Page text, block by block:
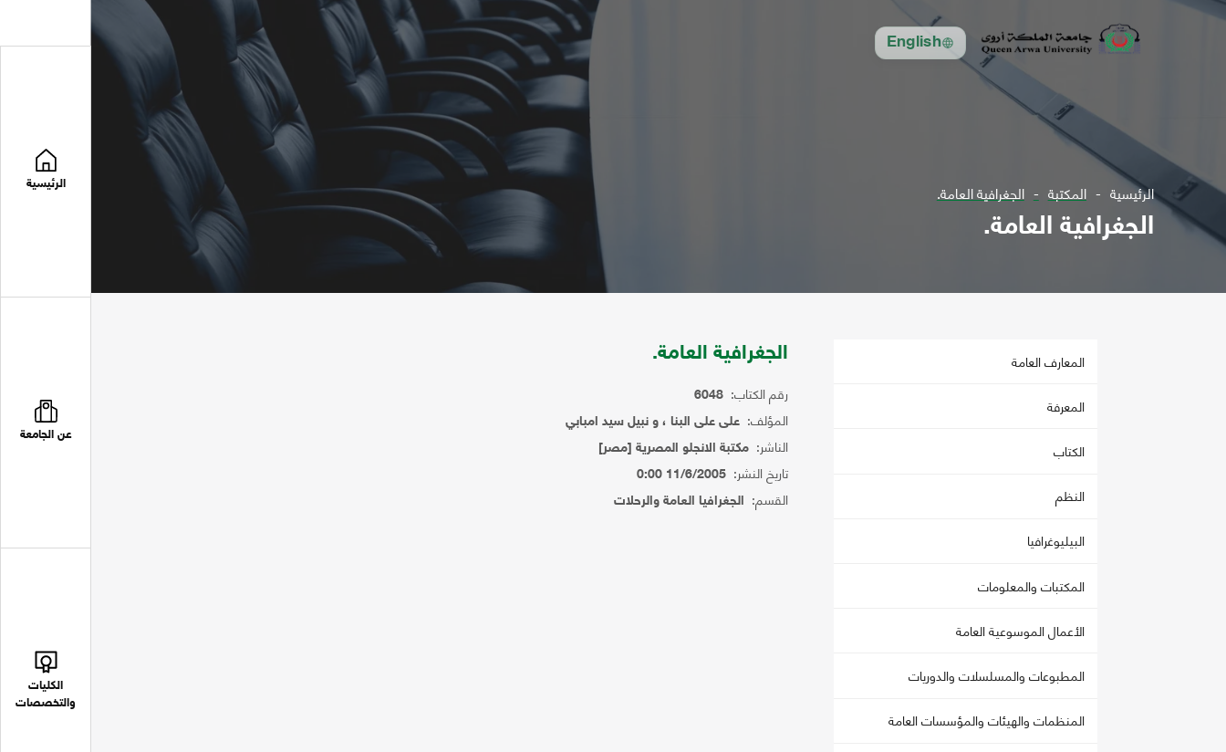
English
الرئيسية
عن الجامعة
الكليات
والتخصصات
الرئيسية المكتبة الجغرافية العامة.
الجغرافية العامة.
المعارف العامة
المعرفة
الكتاب
النظم
البيليوغرافيا
المكتبات والمعلومات
الأعمال الموسوعية العامة
المطبوعات والمسلسلات والدوريات
المنظمات والهيئات والمؤسسات العامة
الجغرافية العامة.
رقم الكتاب: 6048
المؤلف: على على البنا ، و نبيل سيد امبابي
الناشر: مكتبة الانجلو المصرية [مصر]
تاريخ النشر: 11/6/2005 0:00
القسم: الجغرافيا العامة والرحلات